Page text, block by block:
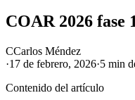
COAR 2026 fase
CCarlos Méndez
·17 de febrero, 2026·5 min
Contenido del artículo